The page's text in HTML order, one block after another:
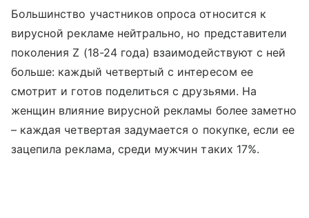
Большинство участников опроса относится к
вирусной рекламе нейтрально, но представители
поколения Z (18-24 года) взаимодействуют с ней
больше: каждый четвертый с интересом ее
смотрит и готов поделиться с друзьями. На
женщин влияние вирусной рекламы более заметно
– каждая четвертая задумается о покупке, если ее
зацепила реклама, среди мужчин таких 17%.